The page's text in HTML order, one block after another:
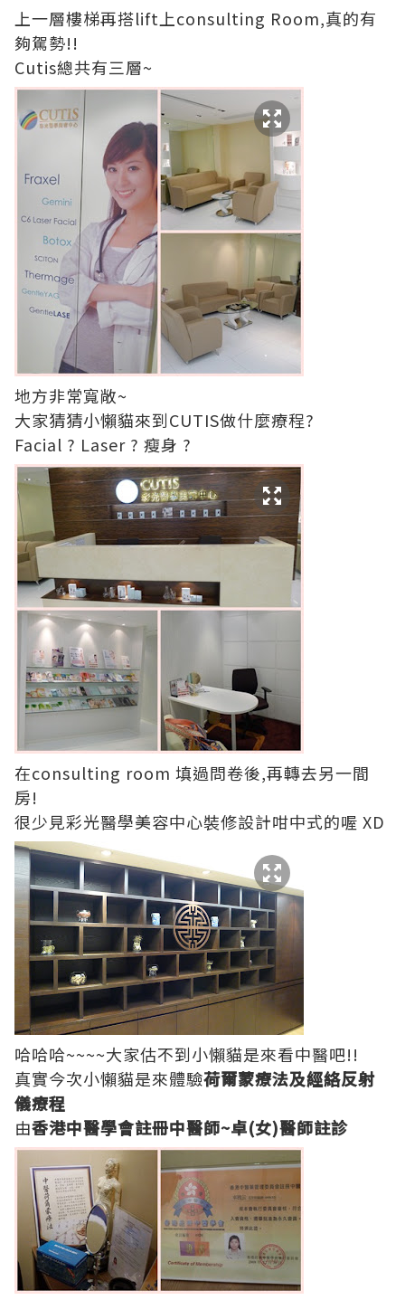
上一層樓梯再搭lift上consulting Room,真的有
夠駕勢!!
Cutis總共有三層~
地方非常寬敞~
大家猜猜小懶貓來到CUTIS做什麼療程?
Facial ? Laser ? 瘦身 ?
在consulting room 填過問卷後,再轉去另一間
房!
很少見彩光醫學美容中心裝修設計咁中式的喔 XD
哈哈哈~~~~大家估不到小懶貓是來看中醫吧!!
真實今次小懶貓是來體驗荷爾蒙療法及經絡反射
儀療程
由香港中醫學會註冊中醫師~卓(女)醫師註診